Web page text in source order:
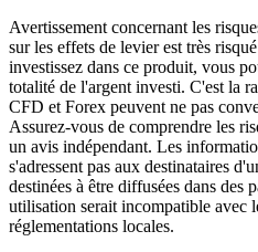
Avertissement concernant les
sur les effets de levier est très
investissez dans ce produit, vous
totalité de l'argent investi. C'est la
CFD et Forex peuvent ne pas
Assurez-vous de comprendre les
un avis indépendant. Les
s'adressent pas aux destinataires
destinées à être diffusées dans des
utilisation serait incompatible avec
réglementations locales.